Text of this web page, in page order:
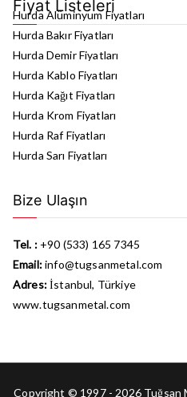
Fiyat Listeleri
Hurda Alüminyum Fiyatları
Hurda Bakır Fiyatları
Hurda Demir Fiyatları
Hurda Kablo Fiyatları
Hurda Kağıt Fiyatları
Hurda Krom Fiyatları
Hurda Raf Fiyatları
Hurda Sarı Fiyatları
Bize Ulaşın
Tel. :+90 (533) 165 7345
Email:info@tugsanmetal.com
Adres:İstanbul, Türkiye
www.tugsanmetal.com
Copyright © 1997 - 2026 Tuğsan